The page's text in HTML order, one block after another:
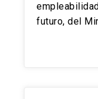
futuro, del